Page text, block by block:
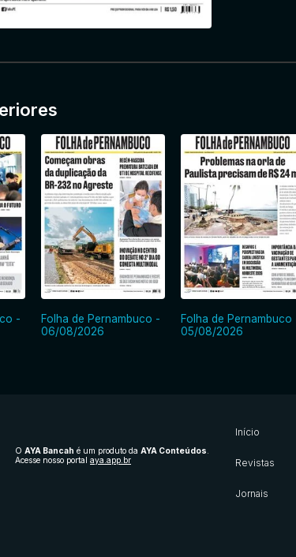
-
Folha de Pernambuco -
06/08/2026
Folha de Pernambuco
05/08/2026
O AYA Bancah é um produto da AYA Conteúdos
Acesse nosso portal aya.app.br
Início
Revistas
Jornais